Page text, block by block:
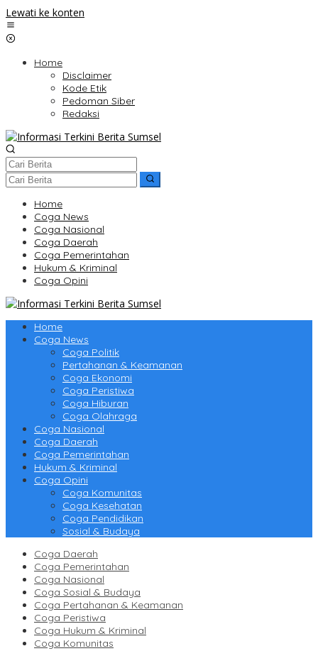
Lewati ke konten
Home
Disclaimer
Kode Etik
Pedoman Siber
Redaksi
Home
Coga News
Coga Nasional
Coga Daerah
Coga Pemerintahan
Hukum & Kriminal
Coga Opini
Home
Coga News
Coga Politik
Pertahanan & Keamanan
Coga Ekonomi
Coga Peristiwa
Coga Hiburan
Coga Olahraga
Coga Nasional
Coga Daerah
Coga Pemerintahan
Hukum & Kriminal
Coga Opini
Coga Komunitas
Coga Kesehatan
Coga Pendidikan
Sosial & Budaya
Coga Daerah
Coga Pemerintahan
Coga Nasional
Coga Sosial & Budaya
Coga Pertahanan & Keamanan
Coga Peristiwa
Coga Hukum & Kriminal
Coga Komunitas